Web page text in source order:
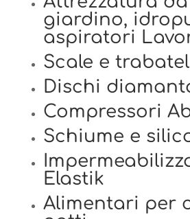
giardino,
aspiratori
Scale e
Dischi
Compressori
Schiume e
Elastik
Alimentari per